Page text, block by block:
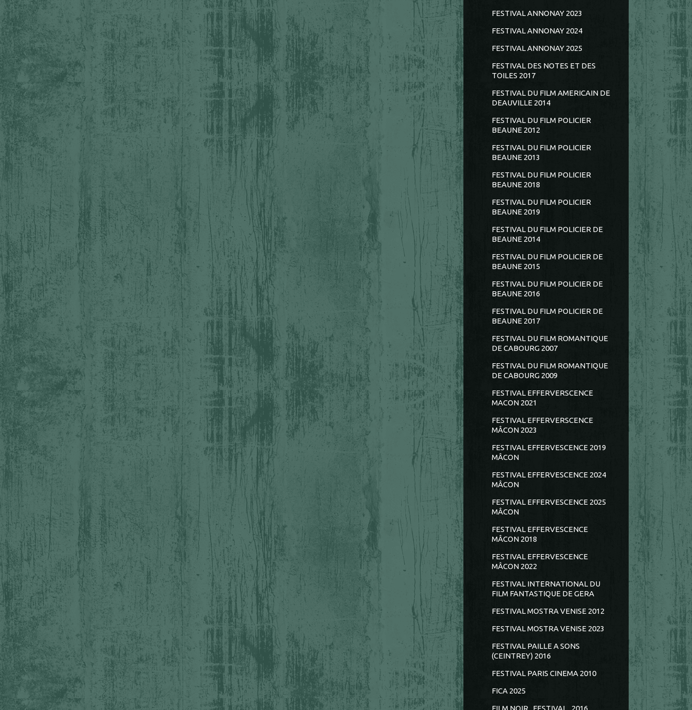
FESTIVAL ANNONAY 2023
FESTIVAL ANNONAY 2024
FESTIVAL ANNONAY 2025
FESTIVAL DES NOTES ET DES
TOILES 2017
FESTIVAL DU FILM AMERICAIN DE
DEAUVILLE 2014
FESTIVAL DU FILM POLICIER
BEAUNE 2012
FESTIVAL DU FILM POLICIER
BEAUNE 2013
FESTIVAL DU FILM POLICIER
BEAUNE 2018
FESTIVAL DU FILM POLICIER
BEAUNE 2019
FESTIVAL DU FILM POLICIER DE
BEAUNE 2014
FESTIVAL DU FILM POLICIER DE
BEAUNE 2015
FESTIVAL DU FILM POLICIER DE
BEAUNE 2016
FESTIVAL DU FILM POLICIER DE
BEAUNE 2017
FESTIVAL DU FILM ROMANTIQUE
DE CABOURG 2007
FESTIVAL DU FILM ROMANTIQUE
DE CABOURG 2009
FESTIVAL EFFERVERSCENCE
MACON 2021
FESTIVAL EFFERVERSCENCE
MÂCON 2023
FESTIVAL EFFERVESCENCE 2019
MÂCON
FESTIVAL EFFERVESCENCE 2024
MÂCON
FESTIVAL EFFERVESCENCE 2025
MÂCON
FESTIVAL EFFERVESCENCE
MÂCON 2018
FESTIVAL EFFERVESCENCE
MÂCON 2022
FESTIVAL INTERNATIONAL DU
FILM FANTASTIQUE DE GERA
FESTIVAL MOSTRA VENISE 2012
FESTIVAL MOSTRA VENISE 2023
FESTIVAL PAILLE A SONS
(CEINTREY) 2016
FESTIVAL PARIS CINEMA 2010
FICA 2025